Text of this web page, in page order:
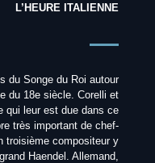
L’HEURE ITALIENNE
du Songe du Roi autour
du 18e siècle. Corelli et
qui leur est due dans ce
très important de chef-
troisième compositeur y
Haendel. Allemand,